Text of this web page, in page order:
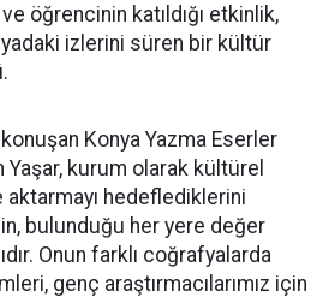
öğrencinin katıldığı etkinlik,
izlerini süren bir kültür
konuşan Konya Yazma Eserler
kurum olarak kültürel
hedeflediklerini
bulunduğu her yere değer
Onun farklı coğrafyalarda
genç araştırmacılarımız için